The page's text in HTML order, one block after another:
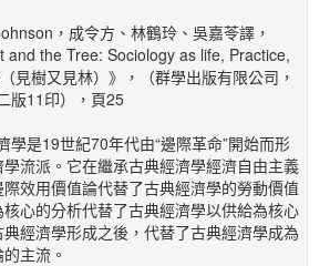
，成令方、林鶴玲、吳嘉苓譯，
and the Tree: Sociology as life, Practice,
見樹又見林）》，（群學出版有限公司，
版11印），頁25
學是19世紀70年代由“邊際革命”開始而形
流派。它在繼承古典經濟學經濟自由主義
效用價值論代替了古典經濟學的勞動價值
心的分析代替了古典經濟學以供給為核心
經濟學形成之後，代替了古典經濟學成為
主流。